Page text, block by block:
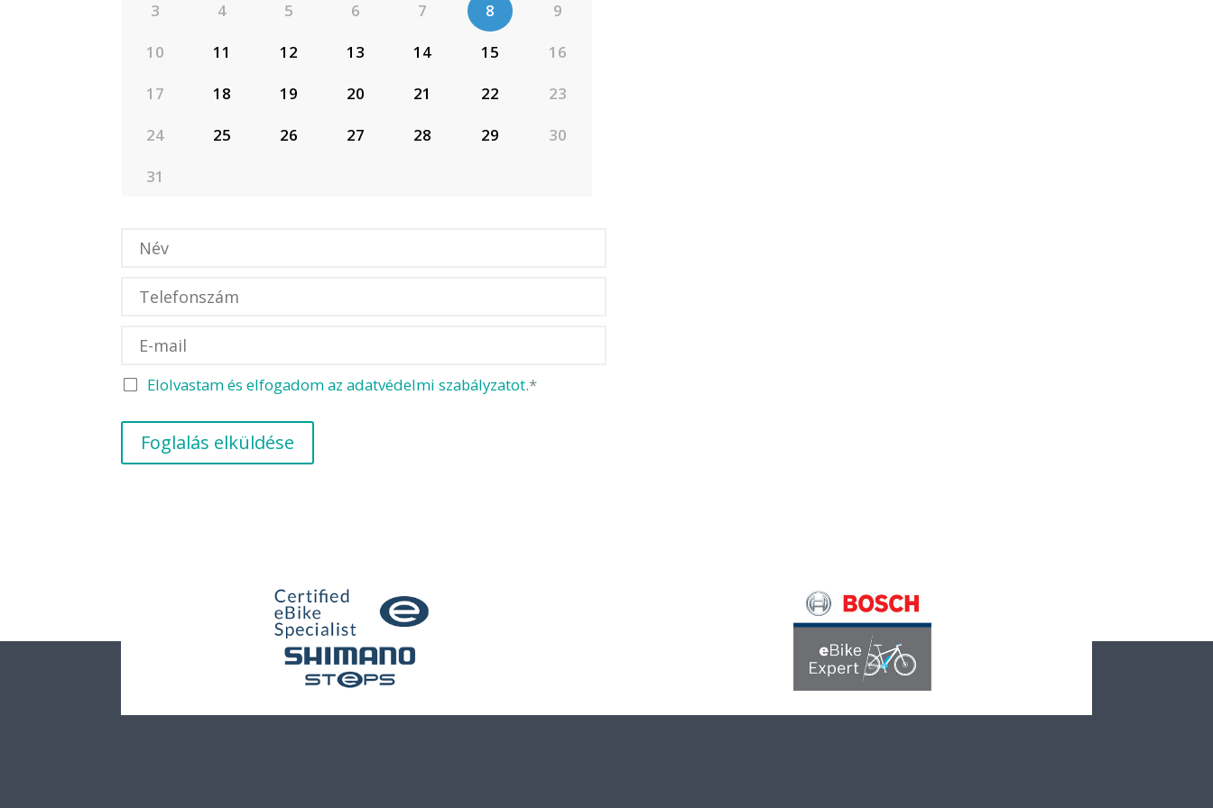
3
4 5 6 7 8
9
10
11 12 13 14 15
16
17
18 19 20 21 22
23
24
25 26 27 28 29
30
31
Elolvastam és elfogadom az adatvédelmi szabályzatot.*
Foglalás elküldése